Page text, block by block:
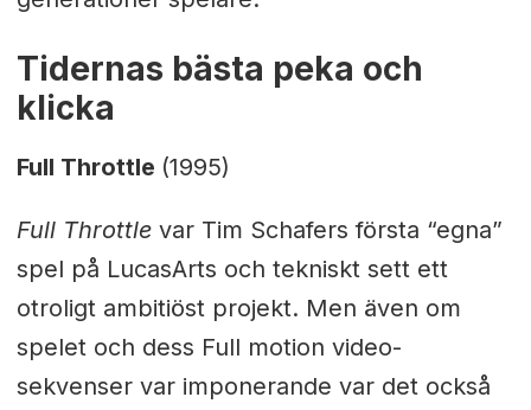
Tidernas bästa peka och
klicka
Full Throttle (1995)
Full Throttlevar Tim Schafers första “egna”
spel på LucasArts och tekniskt sett ett
otroligt ambitiöst projekt. Men även om
spelet och dess Full motion video-
sekvenser var imponerande var det också